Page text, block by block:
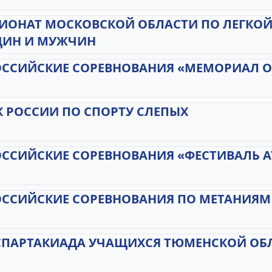
МОСКОВСКОЙ ОБЛАСТИ ПО ЛЕГКОЙ
И МУЖЧИН
СОРЕВНОВАНИЯ «МЕМОРИАЛ
РОССИИ ПО СПОРТУ СЛЕПЫХ
СОРЕВНОВАНИЯ «ФЕСТИВАЛЬ
СОРЕВНОВАНИЯ ПО МЕТАНИЯМ
УЧАЩИХСЯ ТЮМЕНСКОЙ